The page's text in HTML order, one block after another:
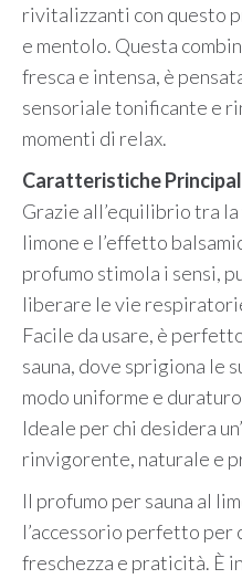
rivitalizzanti con questo
e mentolo. Questa
fresca e intensa, è
sensoriale tonificante e
momenti di relax.
Caratteristiche
Grazie all’equilibrio tra
limone e l’effetto
profumo stimola i sensi,
liberare le vie
Facile da usare, è
sauna, dove sprigiona le
modo uniforme e
Ideale per chi desidera
rinvigorente, naturale e
Il profumo per sauna al
l’accessorio perfetto per
freschezza e praticità. È